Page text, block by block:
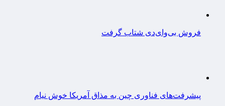
فروش بی‌وای‌دی شتاب گرفت
پیشرفت‌های فناوری چین به مذاق آمریکا خوش نیام